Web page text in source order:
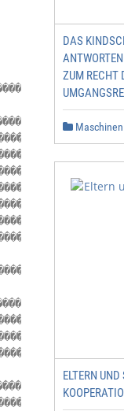
11
DAS
ZUM RECHT
ELTERN